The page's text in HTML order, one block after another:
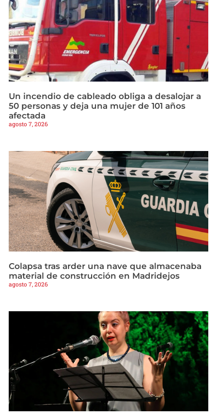
Un incendio de cableado obliga a desalojar a
50 personas y deja una mujer de 101 años
afectada
agosto 7, 2026
Colapsa tras arder una nave que almacenaba
material de construcción en Madridejos
agosto 7, 2026